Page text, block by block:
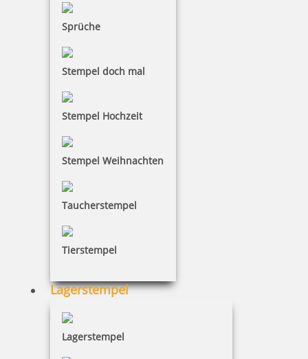
Sprüche
Stempel doch mal
Stempel Hochzeit
Stempel Weihnachten
Taucherstempel
Tierstempel
Lagerstempel
Lagerstempel
Spezialstempel SEPA 2 für eigenen Text
28,24 €
Jetzt gestalten